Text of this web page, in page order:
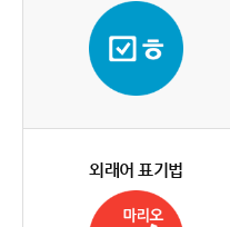
외래어 표기법